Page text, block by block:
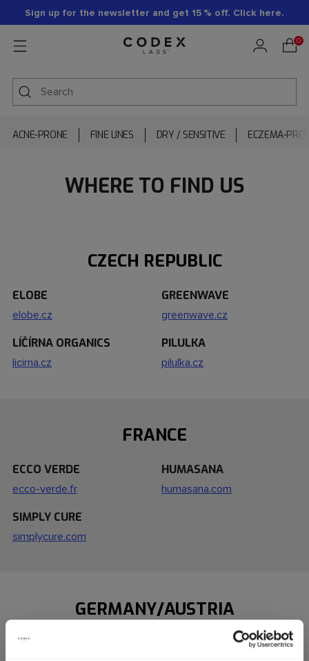
Sign up for the newsletter and get 15 % off. Click here.
0
ACNE-PRONE FINE LINES DRY / SENSITIVE ECZEMA-
WHERE TO FIND US
CZECH REPUBLIC
ELOBE
elobe.cz
GREENWAVE
greenwave.cz
LÍČÍRNA ORGANICS
licirna.cz
PILULKA
pilulka.cz
FRANCE
ECCO VERDE
ecco-verde.fr
HUMASANA
humasana.com
SIMPLY CURE
simplycure.com
GERMANY/AUSTRIA
ECCO-VERDE